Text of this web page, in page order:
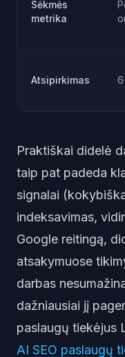
Sėkmės
metrika
Atsipirkimas
Praktiškai didelė
taip pat padeda
signalai
indeksavimas,
Google reitingą,
atsakymuose
darbas
dažniausiai jį
paslaugų tiekėjus
AI SEO paslaugų